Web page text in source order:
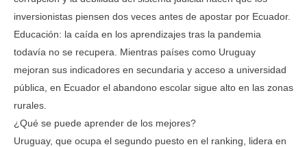
inversionistas piensen dos veces antes de apostar por Ecuador.
Educación: la caída en los aprendizajes tras la pandemia
todavía no se recupera. Mientras países como Uruguay
mejoran sus indicadores en secundaria y acceso a universidad
pública, en Ecuador el abandono escolar sigue alto en las zonas
rurales.
¿Qué se puede aprender de los mejores?
Uruguay, que ocupa el segundo puesto en el ranking, lidera en